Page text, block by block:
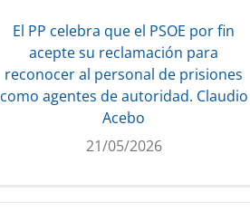
El PP celebra que el PSOE por fin
acepte su reclamación para
reconocer al personal de prisiones
como agentes de autoridad. Claudio
Acebo
21/05/2026